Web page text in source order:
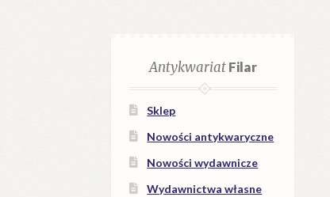
AntykwariatFilar
Sklep
Nowości antykwaryczne
Nowości wydawnicze
Wydawnictwa własne